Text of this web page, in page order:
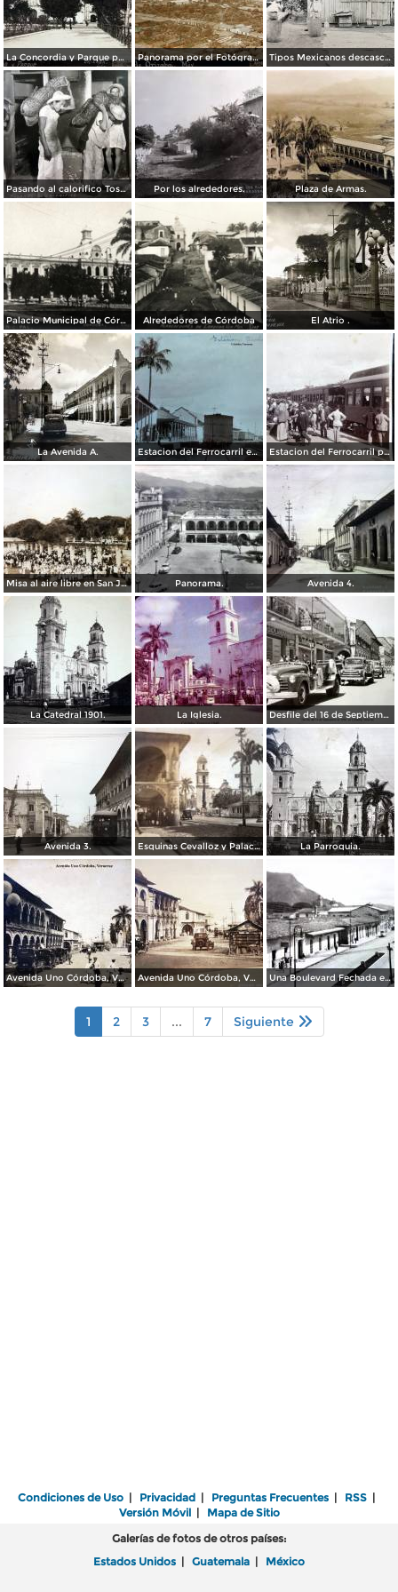
La Concordia y Parque por el Fotógrafo Juan D. Vasallo. Panorama por el Fotógrafo Juan D. Vasallo. Tipos Mexicanos descascarando el cafe por el Fotógrafo Charles B. Waite 1907.
Pasando al calorifico Tostaddoras del cafe Cordoba Veracruz. Por los alrededores. Plaza de Armas.
Palacio Municipal de Córdoba Alrededores de Córdoba El Atrio .
La Avenida A. Estacion del Ferrocarril en Córdoba, Veracruz. Estacion del Ferrocarril por el Fotógrafo Abel Briquet..
Misa al aire libre en San Jose Congreso Eucaristico ( Fechada el 5 de Junio de 1943 ). Panorama. Avenida 4.
La Catedral 1901. La Iglesia. Desfile del 16 de Septiembre de 1956 en Córdoba, Veracruz
Avenida 3. Esquinas Cevalloz y Palacio. La Parroquia.
Avenida Uno Córdoba, Veracruz Avenida Uno Córdoba, Veracruz Una Boulevard Fechada en 1936.
1 2 3 ... 7 Siguiente
Condiciones de Uso | Privacidad | Preguntas Frecuentes | RSS |
Versión Móvil| Mapa de Sitio
Galerías de fotos de otros países:
Estados Unidos | Guatemala | México